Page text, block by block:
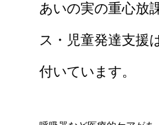
あいの実の重心放
ス・児童発達支援
付いています。